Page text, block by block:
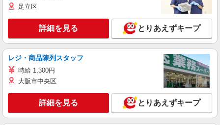
足立区
詳細を見る とりあえずキープ
レジ・商品陳列スタッフ
時給 1,300円
大阪市中央区
詳細を見る とりあえずキープ